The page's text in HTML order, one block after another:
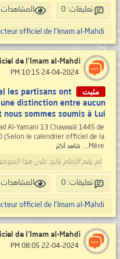
تعليقات: 0 المشاهدات: 74,725
officiel de l'Imam al-Mahdi
de l'Imam al-Mahdi
مثبت
les partisans ont
distinction entre aucun
sommes soumis à Lui..
Al-Yamani 13 Chawwāl 1445 de
(Selon le calendrier officiel de la
Mère...
شاهد أكثر
لم يقم الإمام بالرد على هذا
تعليقات: 0 المشاهدات: 115,490
officiel de l'Imam al-Mahdi
de l'Imam al-Mahdi